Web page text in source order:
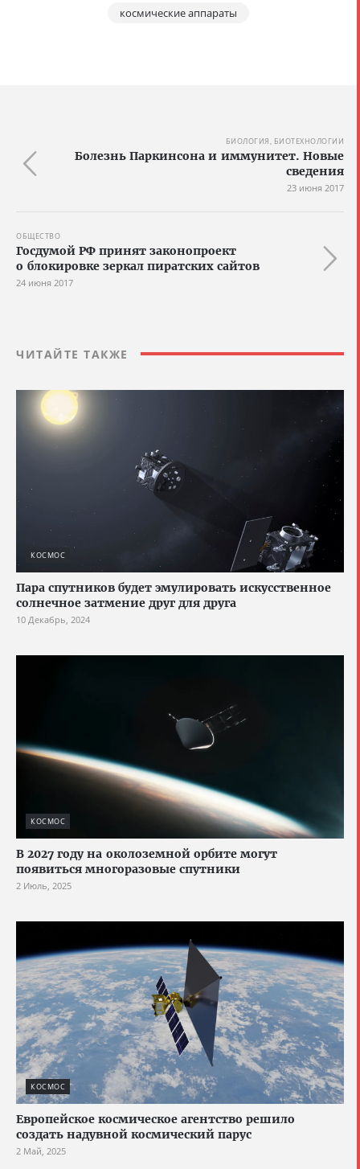
космические аппараты
БИОЛОГИЯ, БИОТЕХНОЛОГИИ
Болезнь Паркинсона и иммунитет. Новые
сведения
23 июня 2017
ОБЩЕСТВО
Госдумой РФ принят законопроект
о блокировке зеркал пиратских сайтов
24 июня 2017
ЧИТАЙТЕ ТАКЖЕ
КОСМОС
Пара спутников будет эмулировать искусственное
солнечное затмение друг для друга
10 Декабрь, 2024
КОСМОС
В 2027 году на околоземной орбите могут
появиться многоразовые спутники
2 Июль, 2025
КОСМОС
Европейское космическое агентство решило
создать надувной космический парус
2 Май, 2025